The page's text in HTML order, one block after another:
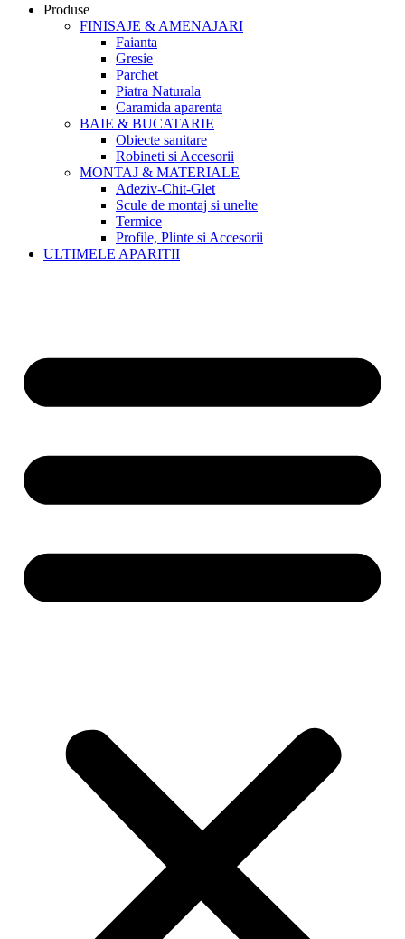
Produse
FINISAJE & AMENAJARI
Faianta
Gresie
Parchet
Piatra Naturala
Caramida aparenta
BAIE & BUCATARIE
Obiecte sanitare
Robineti si Accesorii
MONTAJ & MATERIALE
Adeziv-Chit-Glet
Scule de montaj si unelte
Termice
Profile, Plinte si Accesorii
ULTIMELE APARITII